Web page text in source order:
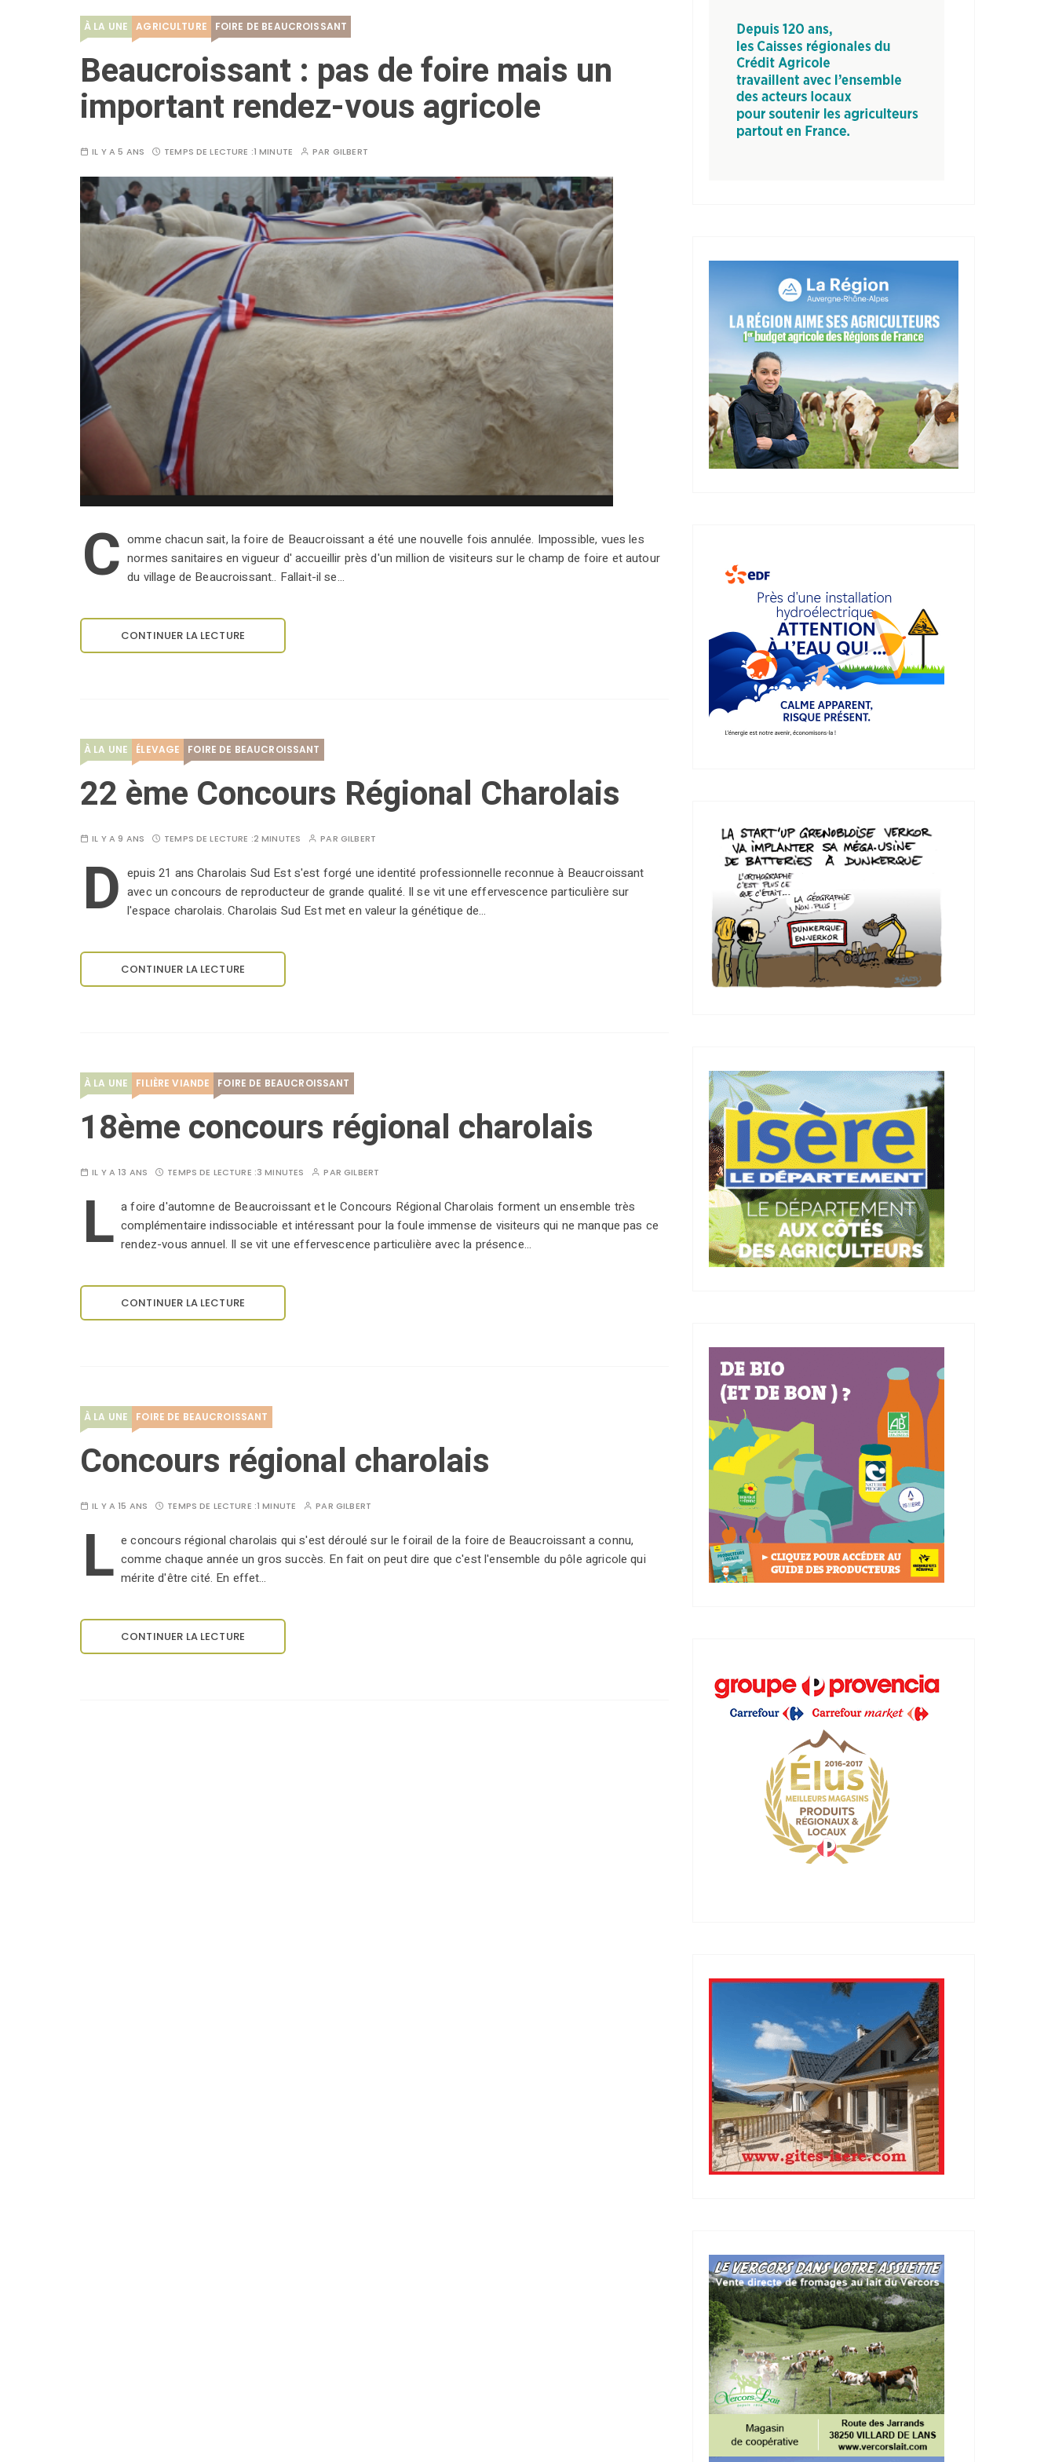
À LA UNE AGRICULTURE FOIRE DE BEAUCROISSANT
Beaucroissant : pas de foire mais un
important rendez-vous agricole
IL Y A 5 ANS TEMPS DE LECTURE :1 MINUTE PAR GILBERT
C omme chacun sait, la foire de Beaucroissant a été une nouvelle fois annulée. Impossible, vues les
normes sanitaires en vigueur d' accueillir près d'un million de visiteurs sur le champ de foire et autour
du village de Beaucroissant.. Fallait-il se…
CONTINUER LA LECTURE
À LA UNE ÉLEVAGE FOIRE DE BEAUCROISSANT
22 ème Concours Régional Charolais
IL Y A 9 ANS TEMPS DE LECTURE :2 MINUTES PAR GILBERT
D epuis 21 ans Charolais Sud Est s'est forgé une identité professionnelle reconnue à Beaucroissant
avec un concours de reproducteur de grande qualité. Il se vit une effervescence particulière sur
l'espace charolais. Charolais Sud Est met en valeur la génétique de…
CONTINUER LA LECTURE
À LA UNE FILIÈRE VIANDE FOIRE DE BEAUCROISSANT
18ème concours régional charolais
IL Y A 13 ANS TEMPS DE LECTURE :3 MINUTES PARGILBERT
L a foire d'automne de Beaucroissant et le Concours Régional Charolais forment un ensemble très
complémentaire indissociable et intéressant pour la foule immense de visiteurs qui ne manque pas ce
rendez-vous annuel. Il se vit une effervescence particulière avec la présence…
CONTINUER LA LECTURE
À LA UNE FOIRE DE BEAUCROISSANT
Concours régional charolais
IL Y A 15 ANS TEMPS DE LECTURE :1 MINUTE PAR GILBERT
L e concours régional charolais qui s'est déroulé sur le foirail de la foire de Beaucroissant a connu,
comme chaque année un gros succès. En fait on peut dire que c'est l'ensemble du pôle agricole qui
mérite d'être cité. En effet…
CONTINUER LA LECTURE